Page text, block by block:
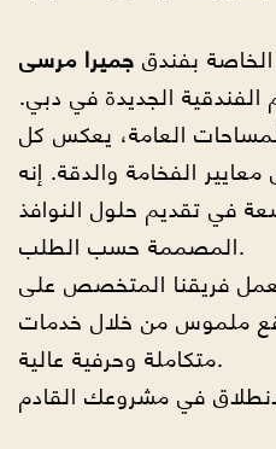
الخاصة بفندق جميرا مرسى
الفندقية الجديدة في دبي.
العامة، يعكس كل
الفخامة والدقة. إنه
في تقديم حلول النوافذ
المصممة حسب الطلب.
فريقنا المتخصص على
ملموس من خلال خدمات
متكاملة وحرفية عالية.